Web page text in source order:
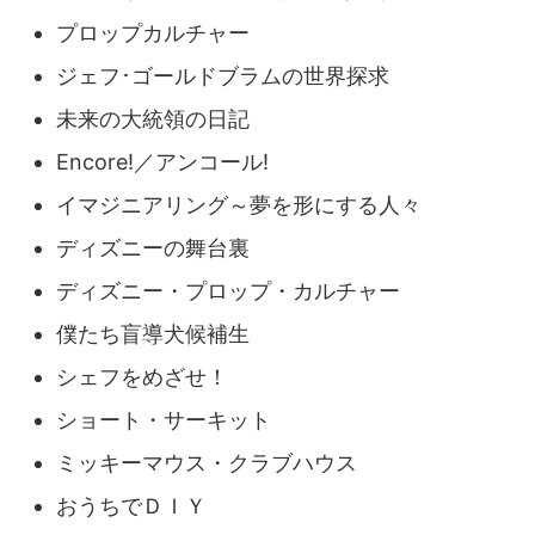
プロップカルチャー
ジェフ･ゴールドブラムの世界探求
未来の大統領の日記
Encore!／アンコール!
イマジニアリング～夢を形にする人々
ディズニーの舞台裏
ディズニー・プロップ・カルチャー
僕たち盲導犬候補生
シェフをめざせ！
ショート・サーキット
ミッキーマウス・クラブハウス
おうちでＤＩＹ